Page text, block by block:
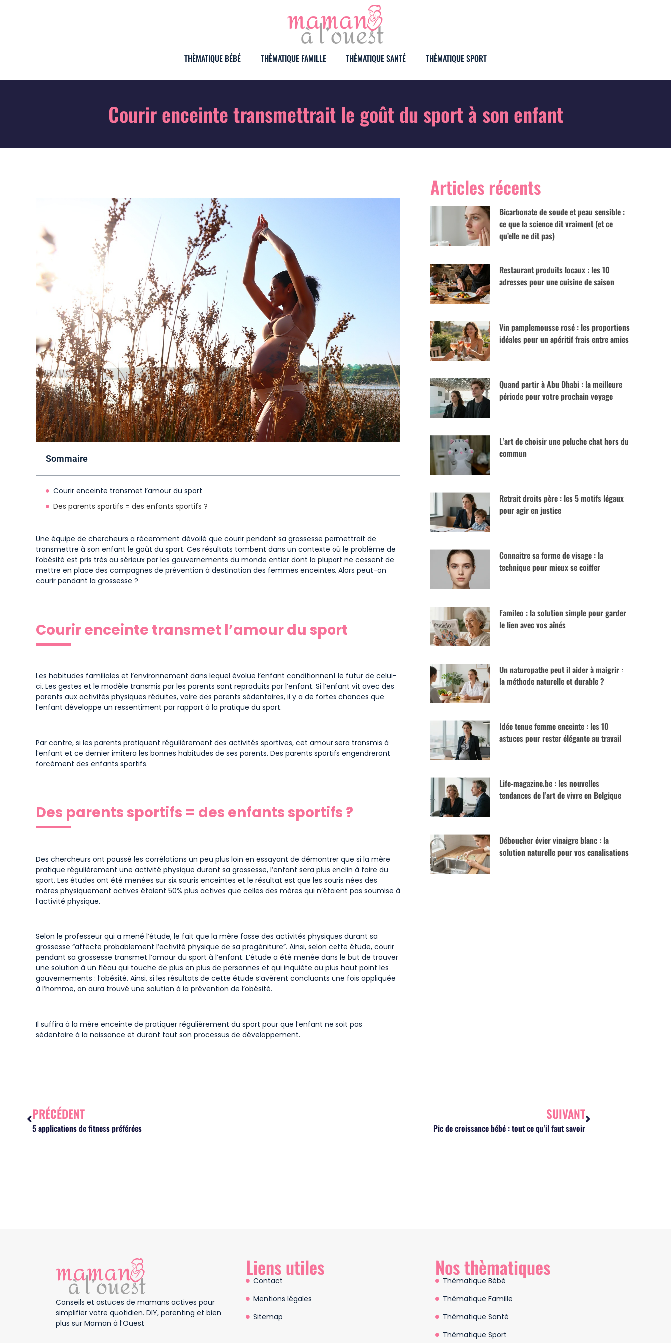
THÈMATIQUE BÉBÉ THÈMATIQUE FAMILLE THÈMATIQUE SANTÉ THÈMATIQUE SPORT
Courir enceinte transmettrait le goût du sport à son enfant
Sommaire
Courir enceinte transmet l’amour du sport
Des parents sportifs = des enfants sportifs ?
Une équipe de chercheurs a récemment dévoilé que courir pendant sa grossesse permettrait de
transmettre à son enfant le goût du sport. Ces résultats tombent dans un contexte où le problème de
l’obésité est pris très au sérieux par les gouvernements du monde entier dont la plupart ne cessent de
mettre en place des campagnes de prévention à destination des femmes enceintes. Alors peut-on
courir pendant la grossesse ?
Courir enceinte transmet l’amour du sport
Les habitudes familiales et l’environnement dans lequel évolue l’enfant conditionnent le futur de celui-
ci. Les gestes et le modèle transmis par les parents sont reproduits par l’enfant. Si l’enfant vit avec des
parents aux activités physiques réduites, voire des parents sédentaires, il y a de fortes chances que
l’enfant développe un ressentiment par rapport à la pratique du sport.
Par contre, si les parents pratiquent régulièrement des activités sportives, cet amour sera transmis à
l’enfant et ce dernier imitera les bonnes habitudes de ses parents. Des parents sportifs engendreront
forcément des enfants sportifs.
Des parents sportifs = des enfants sportifs ?
Des chercheurs ont poussé les corrélations un peu plus loin en essayant de démontrer que si la mère
pratique régulièrement une activité physique durant sa grossesse, l’enfant sera plus enclin à faire du
sport. Les études ont été menées sur six souris enceintes et le résultat est que les souris nées des
mères physiquement actives étaient 50% plus actives que celles des mères qui n’étaient pas soumise à
l’activité physique.
Selon le professeur qui a mené l’étude, le fait que la mère fasse des activités physiques durant sa
grossesse “affecte probablement l’activité physique de sa progéniture”. Ainsi, selon cette étude, courir
pendant sa grossesse transmet l’amour du sport à l’enfant. L’étude a été menée dans le but de trouver
une solution à un fléau qui touche de plus en plus de personnes et qui inquiète au plus haut point les
gouvernements : l’obésité. Ainsi, si les résultats de cette étude s’avèrent concluants une fois appliquée
à l’homme, on aura trouvé une solution à la prévention de l’obésité.
Il suffira à la mère enceinte de pratiquer régulièrement du sport pour que l’enfant ne soit pas
sédentaire à la naissance et durant tout son processus de développement.
Articles récents
Bicarbonate de soude et peau sensible :
ce que la science dit vraiment (et ce
qu’elle ne dit pas)
Restaurant produits locaux : les 10
adresses pour une cuisine de saison
Vin pamplemousse rosé : les proportions
idéales pour un apéritif frais entre amies
Quand partir à Abu Dhabi : la meilleure
période pour votre prochain voyage
L’art de choisir une peluche chat hors du
commun
Retrait droits père : les 5 motifs légaux
pour agir en justice
Connaitre sa forme de visage : la
technique pour mieux se coiffer
Famileo : la solution simple pour garder
le lien avec vos aînés
Un naturopathe peut il aider à maigrir :
la méthode naturelle et durable ?
Idée tenue femme enceinte : les 10
astuces pour rester élégante au travail
Life-magazine.be : les nouvelles
tendances de l’art de vivre en Belgique
Déboucher évier vinaigre blanc : la
solution naturelle pour vos canalisations
PRÉCÉDENT
5 applications de fitness préférées
SUIVANT
Pic de croissance bébé : tout ce qu’il faut savoir
Conseils et astuces de mamans actives pour
simplifier votre quotidien. DIY, parenting et bien
plus sur Maman à l’Ouest
Liens utiles
Contact
Mentions légales
Sitemap
Nos thèmatiques
Thèmatique Bébé
Thèmatique Famille
Thèmatique Santé
Thèmatique Sport